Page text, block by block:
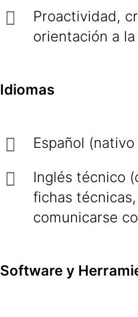
Proactividad,
orientación a
Idiomas
Español
Inglés técnico
fichas
comunicarse
Software y